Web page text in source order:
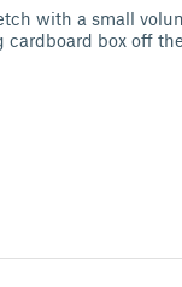
with a small
box off